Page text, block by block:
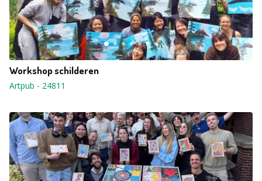
Workshop schilderen
Artpub - 24811